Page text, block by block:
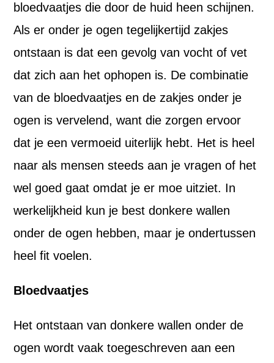
bloedvaatjes die door de huid heen schijnen.
Als er onder je ogen tegelijkertijd zakjes
ontstaan is dat een gevolg van vocht of vet
dat zich aan het ophopen is. De combinatie
van de bloedvaatjes en de zakjes onder je
ogen is vervelend, want die zorgen ervoor
dat je een vermoeid uiterlijk hebt. Het is heel
naar als mensen steeds aan je vragen of het
wel goed gaat omdat je er moe uitziet. In
werkelijkheid kun je best donkere wallen
onder de ogen hebben, maar je ondertussen
heel fit voelen.
Bloedvaatjes
Het ontstaan van donkere wallen onder de
ogen wordt vaak toegeschreven aan een